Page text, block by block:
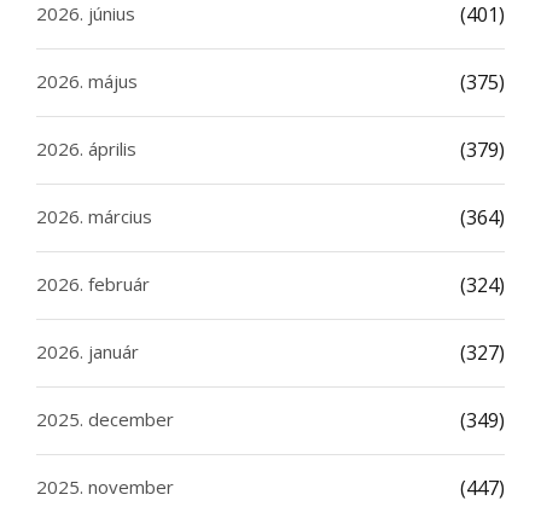
2026. június (401)
2026. május (375)
2026. április (379)
2026. március (364)
2026. február (324)
2026. január (327)
2025. december (349)
2025. november (447)